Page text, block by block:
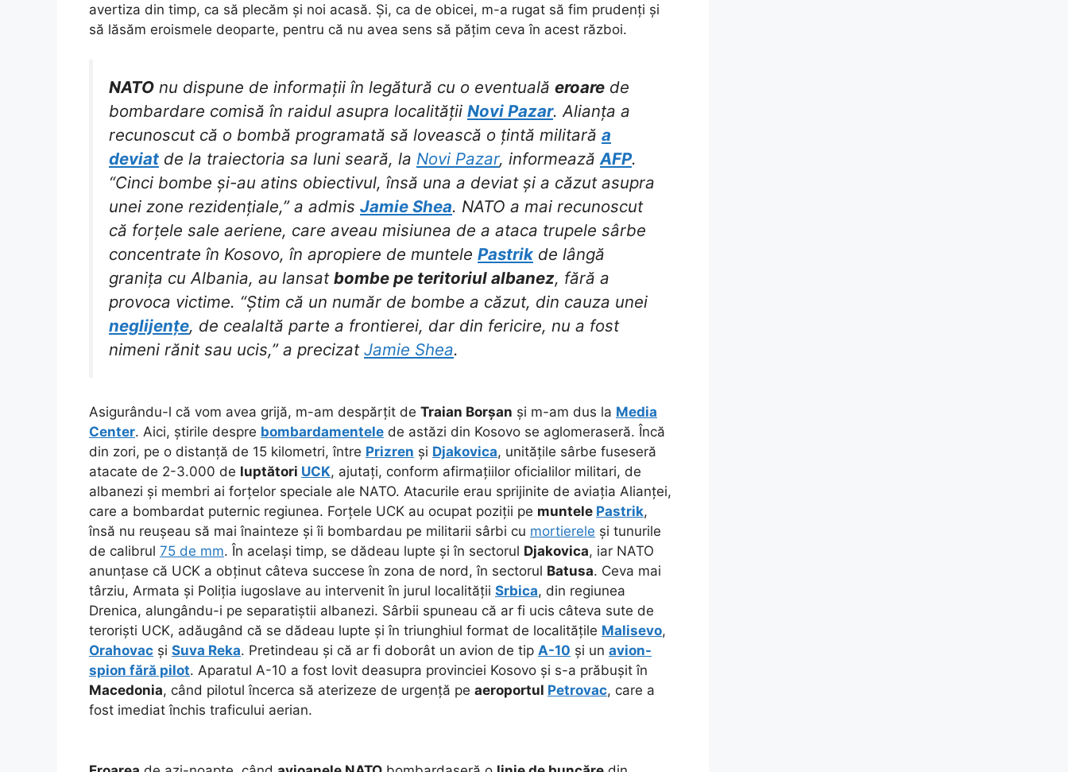
avertiza din timp, ca să plecăm și noi acasă. Și, ca de obicei, m-a rugat să fim prudenți și
să lăsăm eroismele deoparte, pentru că nu avea sens să pățim ceva în acest război.
NATO nu dispune de informații în legătură cu o eventuală eroare de
bombardare comisă în raidul asupra localității Novi Pazar. Alianța a
recunoscut că o bombă programată să lovească o țintă militară a
deviat de la traiectoria sa luni seară, la Novi Pazar, informeazăAFP.
“Cinci bombe și-au atins obiectivul, însă una a deviat și a căzut asupra
unei zone rezidențiale,” a admis Jamie Shea. NATO a mai recunoscut
că forțele sale aeriene, care aveau misiunea de a ataca trupele sârbe
concentrate în Kosovo, în apropiere de muntele Pastrik de lângă
granița cu Albania, au lansat bombe pe teritoriul albanez, fără a
provoca victime. “Știm că un număr de bombe a căzut, din cauza unei
neglijențe, de cealaltă parte a frontierei, dar din fericire, nu a fost
nimeni rănit sau ucis,” a precizat Jamie Shea.
Asigurându-l că vom avea grijă, m-am despărțit de Traian Borșan și m-am dus la Media
Center. Aici, știrile despre bombardamentele de astăzi din Kosovo se aglomeraseră. Încă
din zori, pe o distanță de 15 kilometri, între Prizren și Djakovica, unitățile sârbe fuseseră
atacate de 2-3.000 de luptători UCK, ajutați, conform afirmațiilor oficialilor militari, de
albanezi și membri ai forțelor speciale ale NATO. Atacurile erau sprijinite de aviația Alianței,
care a bombardat puternic regiunea. Forțele UCK au ocupat poziții pe muntele Pastrik,
însă nu reușeau să mai înainteze și îi bombardau pe militarii sârbi cu mortierele și tunurile
de calibrul 75 de mm. În același timp, se dădeau lupte și în sectorul Djakovica, iar NATO
anunțase că UCK a obținut câteva succese în zona de nord, în sectorul Batusa. Ceva mai
târziu, Armata și Poliția iugoslave au intervenit în jurul localității Srbica, din regiunea
Drenica, alungându-i pe separatiștii albanezi. Sârbii spuneau că ar fi ucis câteva sute de
teroriști UCK, adăugând că se dădeau lupte și în triunghiul format de localitățile Malisevo,
Orahovac și Suva Reka. Pretindeau și că ar fi doborât un avion de tip A-10 și un avion-
spion fără pilot. Aparatul A-10 a fost lovit deasupra provinciei Kosovo și s-a prăbușit în
Macedonia, când pilotul încerca să aterizeze de urgență pe aeroportul Petrovac, care a
fost imediat închis traficului aerian.